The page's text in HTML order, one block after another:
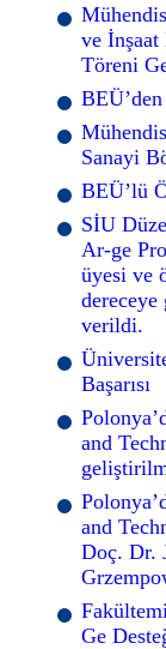
ve
Töreni
Sanayi
BEÜ’lü
SİU
Ar-ge
üyesi ve
verildi.
Başarısı
and
and
Doç. Dr.
Ge